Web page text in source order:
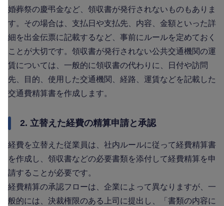
婚葬祭の慶弔金など、領収書が発行されないものもありま
す。その場合は、支払日や支払先、内容、金額といった詳
細を出金伝票に記載するなど、事前にルールを定めておく
ことが大切です。領収書が発行されない公共交通機関の運
賃については、一般的に領収書の代わりに、日付や訪問
先、目的、使用した交通機関、経路、運賃などを記載した
交通費精算書を作成します。
2. 立替えた経費の精算申請と承認
経費を立替えた従業員は、社内ルールに従って経費精算書
を作成し、領収書などの必要書類を添付して経費精算を申
請することが必要です。
経費精算の承認フローは、企業によって異なりますが、一
般的には、決裁権限のある上司に提出し、「書類の内容に